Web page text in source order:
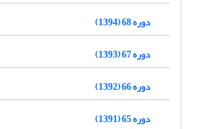
دوره 68 (1394)
دوره 67 (1393)
دوره 66 (1392)
دوره 65 (1391)